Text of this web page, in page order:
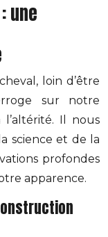
une
loin d’être
sur notre
Il nous
science et de la
profondes
apparence.